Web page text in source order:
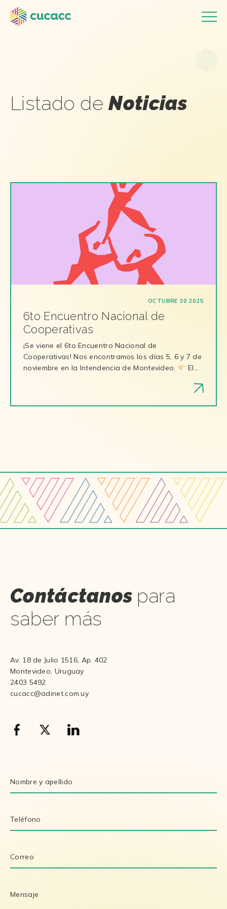
Listado deNoticias
OCTUBRE 30 2025
6to Encuentro Nacional de
Cooperativas
¡Se viene el 6to Encuentro Nacional de
Cooperativas! Nos encontramos los días 5, 6 y 7 de
noviembre en la Intendencia de Montevideo.
El…
Contáctanos para
saber más
Av. 18 de Julio 1516, Ap. 402
Montevideo, Uruguay
2403 5492
cucacc@adinet.com.uy